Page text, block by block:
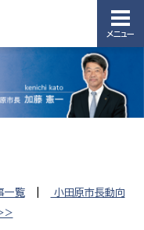
メニュー
一覧|
小田原市長動向